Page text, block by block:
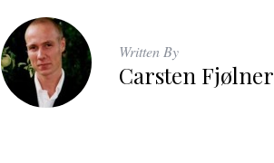
Written By
Carsten Fjølner